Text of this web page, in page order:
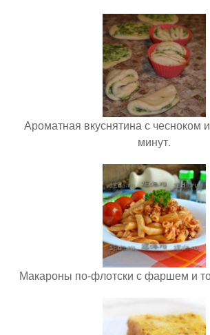
Ароматная вкуснятина с чесноком
минут.
Макароны по-флотски с фаршем и